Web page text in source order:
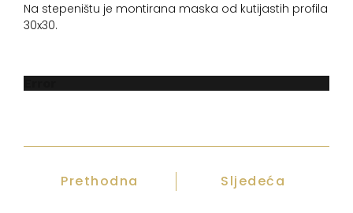
Na stepeništu je montirana maska od kutijastih profila
30x30.
Prethodna Sljedeća